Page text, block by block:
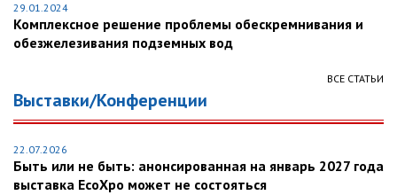
29.01.2024
Комплексное решение проблемы обескремнивания и
обезжелезивания подземных вод
ВСЕ СТАТЬИ
Выставки/Конференции
22.07.2026
Быть или не быть: анонсированная на январь 2027 года
выставка EcoXpo может не состояться